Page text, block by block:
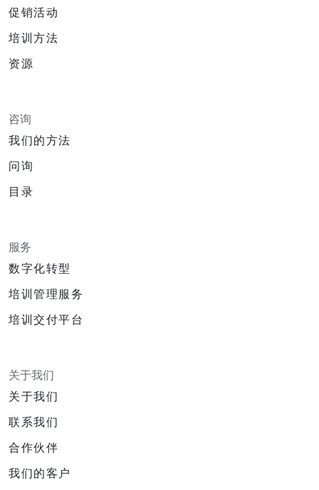
促销活动
培训方法
资源
咨询
我们的方法
问询
目录
服务
数字化转型
培训管理服务
培训交付平台
关于我们
关于我们
联系我们
合作伙伴
我们的客户